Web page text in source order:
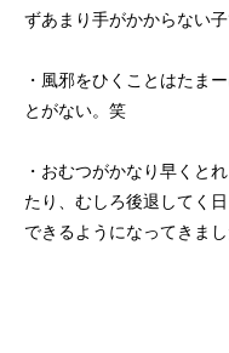
ずあまり手がかからない子
・風邪をひくことはたま
とがない。笑
・おむつがかなり早くと
たり、むしろ後退してく
できるようになってきまし